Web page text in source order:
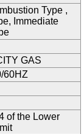
Type ,
Immediate
GAS
60HZ
of the Lower